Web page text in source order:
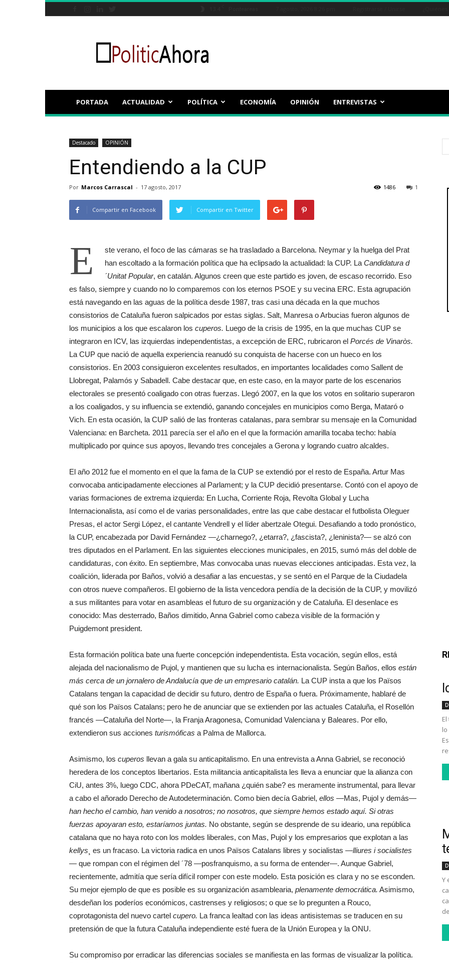
PORTADA ACTUALIDAD POLÍTICA ECONOMÍA OPINIÓN ENTREVISTAS
Destacado OPINIÓN
Entendiendo a la CUP
Por Marcos Carrascal - 17 agosto, 2017 1
1486
Compartir en Facebook Compartir en Twitter
E
ste verano, el foco de las cámaras se ha trasladado a Barcelona. Neymar y la huelga del Prat
han escoltado a la formación política que ha eclipsado la actualidad: la CUP. La Candidatura d
´Unitat Popular, en catalán. Algunos creen que este partido es joven, de escaso recorrido. Eso
es falso, siempre y cuando no lo comparemos con los eternos PSOE y su vecina ERC. Esta agrupación
está navegando en las aguas de la política desde 1987, tras casi una década en la que muchos
consistorios de Cataluña fueron salpicados por estas siglas. Salt, Manresa o Arbucias fueron algunos de
los municipios a los que escalaron los cuperos. Luego de la crisis de 1995, en la que muchas CUP se
integraron en ICV, las izquierdas independentistas, a excepción de ERC, rubricaron el Porcés de Vinaròs.
La CUP que nació de aquella experiencia reanudó su conquista de hacerse con un hueco en los
consistorios. En 2003 consiguieron excelentes resultados, en importantes localidades como Sallent de
Llobregat, Palamós y Sabadell. Cabe destacar que, en este caso, en la mayor parte de los escenarios
electorales se presentó coaligado con otras fuerzas. Llegó 2007, en la que los votos en solitario superaron
a los coaligados, y su influencia se extendió, ganando concejales en municipios como Berga, Mataró o
Vich. En esta ocasión, la CUP salió de las fronteras catalanas, para sembrar su mensaje en la Comunidad
Valenciana: en Barcheta. 2011 parecía ser el año en el que la formación amarilla tocaba techo: había
multiplicado por quince sus apoyos, llevando tres concejales a Gerona y logrando cuatro alcaldes.
El año 2012 fue el momento en el que la fama de la CUP se extendió por el resto de España. Artur Mas
convocaba anticipadamente elecciones al Parlament; y la CUP decidió presentarse. Contó con el apoyo de
varias formaciones de extrema izquierda: En Lucha, Corriente Roja, Revolta Global y Lucha
Internacionalista, así como el de varias personalidades, entre las que cabe destacar el futbolista Oleguer
Presas, el actor Sergi López, el cantante Vendrell y el líder abertzale Otegui. Desafiando a todo pronóstico,
la CUP, encabezada por David Fernández —¿charnego?, ¿etarra?, ¿fascista?, ¿leninista?— se alzó con
tres diputados en el Parlament. En las siguientes elecciones municipales, en 2015, sumó más del doble de
candidaturas, con éxito. En septiembre, Mas convocaba unas nuevas elecciones anticipadas. Esta vez, la
coalición, liderada por Baños, volvió a desafiar a las encuestas, y se sentó en el Parque de la Ciudadela
con otros nueve compañeros. El gobierno de la lista vencedora pendía de la decisión de la CUP, y movilizó
a sus militantes para votar en asambleas el futuro de su organización y de Cataluña. El desenlace es
conocido: Mas desterrado, Baños dimitido, Anna Gabriel como cabeza visible de la formación y
Puigdemont president.
Esta formación política bate una fuerte concepción independentista. Esta vocación, según ellos, está
alejada del nacionalismo de Pujol, y mantienen que su lucha es internacionalista. Según Baños, ellos están
más cerca de un jornalero de Andalucía que de un empresario catalán. La CUP insta a que los Països
Catalans tengan la capacidad de decidir su futuro, dentro de España o fuera. Próximamente, hablaré de
qué son los Països Catalans; pero he de anunciar que se extienden por las actuales Cataluña, el Rosellón
francés —Cataluña del Norte—, la Franja Aragonesa, Comunidad Valenciana y Baleares. Por ello,
extendieron sus acciones turismóficas a Palma de Mallorca.
Asimismo, los cuperos llevan a gala su anticapitalismo. En una entrevista a Anna Gabriel, se reconoció
heredera de los conceptos libertarios. Esta militancia anticapitalista les lleva a enunciar que la alianza con
CiU, antes 3%, luego CDC, ahora PDeCAT, mañana ¿quién sabe? es meramente instrumental, para llevar
a cabo el añorado Derecho de Autodeterminación. Como bien decía Gabriel, ellos —Mas, Pujol y demás—
han hecho el cambio, han venido a nosotros; no nosotros, que siempre hemos estado aquí. Si otras
fuerzas apoyaran esto, estaríamos juntas. No obstante, según se desprende de su ideario, una república
catalana que no haya roto con los moldes liberales, con Mas, Pujol y los empresarios que explotan a las
kellys ¸ es un fracaso. La victoria radica en unos Països Catalans libres y socialistas —lliures i socialistes
— que rompan con el régimen del ´78 —posfranquismo, a su forma de entender—. Aunque Gabriel,
recientemente, admitía que sería difícil romper con este modelo. Esta posición es clara y no se esconden.
Su mejor ejemplo de que es posible es su organización asamblearia, plenamente democrática. Asimismo,
desdeñan los poderíos económicos, castrenses y religiosos; o que se lo pregunten a Rouco,
coprotagonista del nuevo cartel cupero. La franca lealtad con las ideas antisistemas se traducen en su
pretensión de que la futura Cataluña independiente esté fuera de la Unión Europea y la ONU.
Su compromiso por erradicar las diferencias sociales se manifiesta en las formas de visualizar la política.
Y